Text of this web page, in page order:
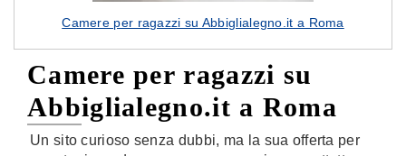
Camere per ragazzi su Abbiglialegno.it a Roma
Camere per ragazzi su
Abbiglialegno.it a Roma
Un sito curioso senza dubbi, ma la sua offerta per